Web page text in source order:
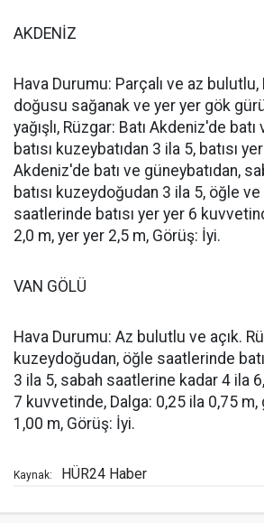
AKDENİZ
Hava Durumu: Parçalı ve az bulutlu,
doğusu sağanak ve yer yer gök
yağışlı, Rüzgar: Batı Akdeniz'de
batısı kuzeybatıdan 3 ila 5, batısı
Akdeniz'de batı ve güneybatıdan,
batısı kuzeydoğudan 3 ila 5, öğle
saatlerinde batısı yer yer 6
2,0 m, yer yer 2,5 m, Görüş: İyi.
VAN GÖLÜ
Hava Durumu: Az bulutlu ve açık.
kuzeydoğudan, öğle saatlerinde
3 ila 5, sabah saatlerine kadar 4 ila
7 kuvvetinde, Dalga: 0,25 ila 0,75
1,00 m, Görüş: İyi.
Kaynak: HÜR24 Haber